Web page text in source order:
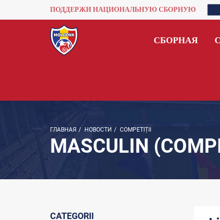
ПОДДЕРЖИ НАЦИОНАЛЬНУЮ СБОРНУЮ
СБОРНАЯ
ГЛАВНАЯ / НОВОСТИ / COMPETIȚII
MASCULIN
CATEGORII